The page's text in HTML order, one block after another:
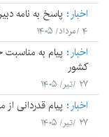
اخبار پاسخ به نامه
۴ /مرداد/ ۱۴۰۵
اخبار پیام به
کشور
۲۷ /تیر/ ۱۴۰۵
اخبار پیام قدردانی از
۲۷ /تیر/ ۱۴۰۵